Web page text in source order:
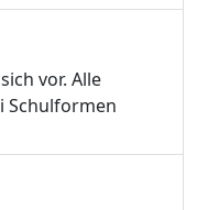
vor. Alle
Schulformen